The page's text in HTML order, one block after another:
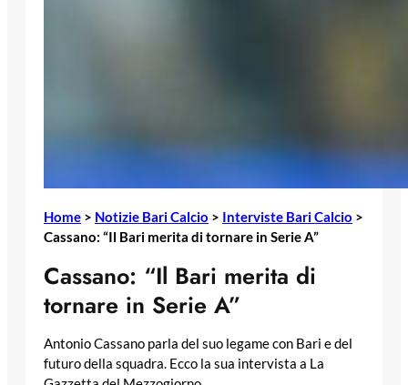
Home > Notizie Bari Calcio > Interviste Bari Calcio >
Cassano: “Il Bari merita di tornare in Serie A”
Cassano: “Il Bari merita di
tornare in Serie A”
Antonio Cassano parla del suo legame con Bari e del
futuro della squadra. Ecco la sua intervista a La